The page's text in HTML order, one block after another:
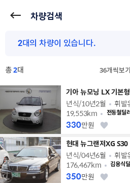
차량검색
총2대
기아 뉴모닝 LX 기본
년식/10년2월 휘발
19,553km
전동철딜러
330만원
현대 뉴그랜저XG S30
년식/04년6월 휘발
176,467km
김용식
350만원